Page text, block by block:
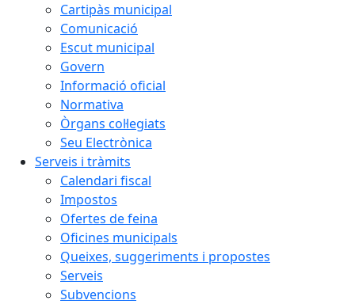
Cartipàs municipal
Comunicació
Escut municipal
Govern
Informació oficial
Normativa
Òrgans col·legiats
Seu Electrònica
Serveis i tràmits
Calendari fiscal
Impostos
Ofertes de feina
Oficines municipals
Queixes, suggeriments i propostes
Serveis
Subvencions